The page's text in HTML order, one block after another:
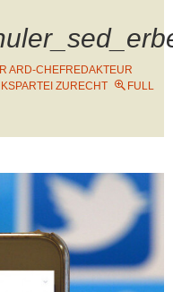
ARD-CHEFREDAKTEUR
ZURECHT
FULL